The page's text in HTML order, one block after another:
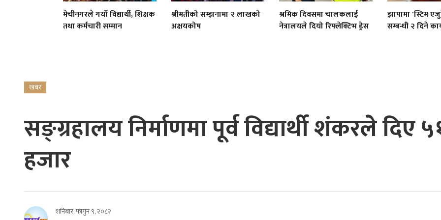
मेचीनगरले गर्यो विद्यार्थी, शिक्षक
तथा कर्मचारी सम्मान
श्रीमतीको सम्झनामा २ लाखको
अक्षयकोष
श्रमिक दिवसमा चालकलाई
नेत्रालयले दियो रिफ्लेक्टिभ ड्रेस
झापामा 'स्टिम
सम्बन्धी २ दिने
खबर
सङ्ग्रहालय निर्माणमा पूर्व विद्यार्थी शंकरले दिए
हजार
शनिबार, फागुन ९, २०८२